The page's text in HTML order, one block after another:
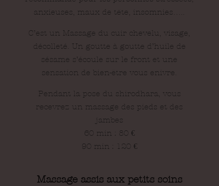
anxieuses, maux de tête, insomnies…..
C’est un Massage du cuir chevelu, visage,
décolleté. Un goutte à goutte d’huile de
sésame s’écoule sur le front et une
sensation de bien-être vous enivre.
Pendant la pose du shirodhara, vous
recevrez un massage des pieds et des
jambes
60 min : 80 €
90 min : 120 €
Massage assis aux petits soins